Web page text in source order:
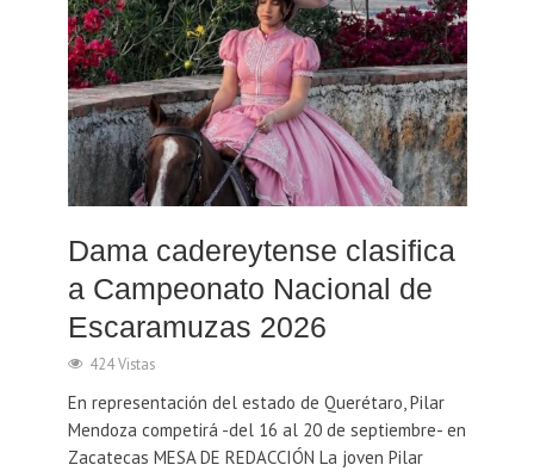
Dama cadereytense clasifica
a Campeonato Nacional de
Escaramuzas 2026
424 Vistas
En representación del estado de Querétaro, Pilar
Mendoza competirá -del 16 al 20 de septiembre- en
Zacatecas MESA DE REDACCIÓN La joven Pilar